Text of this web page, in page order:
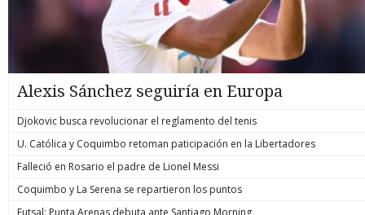
Alexis Sánchez seguiría en Europa
Djokovic busca revolucionar el reglamento del tenis
U. Católica y Coquimbo retoman paticipación en la Libertadores
Falleció en Rosario el padre de Lionel Messi
Coquimbo y La Serena se repartieron los puntos
Futsal: Punta Arenas debuta ante Santiago Morning